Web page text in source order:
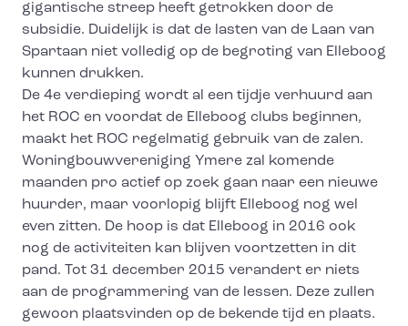
gigantische streep heeft getrokken door de
subsidie. Duidelijk is dat de lasten van de Laan van
Spartaan niet volledig op de begroting van Elleboog
kunnen drukken.
De 4e verdieping wordt al een tijdje verhuurd aan
het ROC en voordat de Elleboog clubs beginnen,
maakt het ROC regelmatig gebruik van de zalen.
Woningbouwvereniging Ymere zal komende
maanden pro actief op zoek gaan naar een nieuwe
huurder, maar voorlopig blijft Elleboog nog wel
even zitten. De hoop is dat Elleboog in 2016 ook
nog de activiteiten kan blijven voortzetten in dit
pand. Tot 31 december 2015 verandert er niets
aan de programmering van de lessen. Deze zullen
gewoon plaatsvinden op de bekende tijd en plaats.